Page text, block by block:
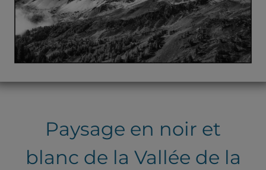
Paysage en noir et
blanc de la Vallée de la